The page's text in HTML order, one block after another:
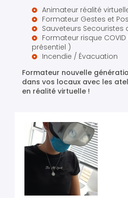
Animateur réalité
Formateur Gestes et
Sauveteurs Secouristes
Formateur risque
présentiel )
Incendie / Évacuation
Formateur nouvelle
dans vos locaux avec les
en réalité virtuelle !